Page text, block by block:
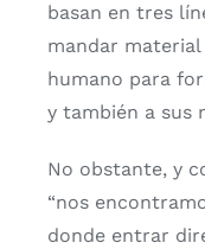
basan en tres
mandar
humano para
y también a sus
No obstante, y
“nos
donde entrar